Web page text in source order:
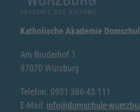
Katholische Akademie
Am Bruderhof 1
97070 Würzburg
Telefon: 0931 386-43 111
E-Mail: info@domschule-